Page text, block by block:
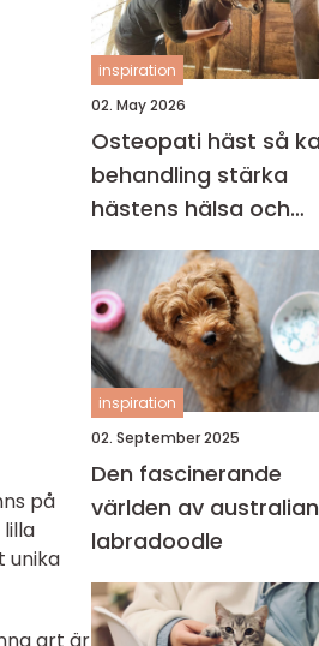
på
unika
inspiration
02. May 2026
Osteopati häst så kan
behandling stärka
hästens hälsa och
prestation
inspiration
02. September 2025
Den fascinerande
världen av australian
labradoodle